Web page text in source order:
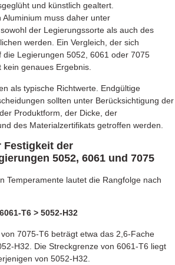
und künstlich gealtert.
Aluminium muss daher unter
der Legierungssorte als auch des
werden. Ein Vergleich, der sich
die Legierungen 5052, 6061 oder 7075
genaues Ergebnis.
als typische Richtwerte. Endgültige
sollten unter Berücksichtigung der
Produktform, der Dicke, der
des Materialzertifikats getroffen werden.
Festigkeit der
5052, 6061 und 7075
Temperamente lautet die Rangfolge nach
T6 > 5052-H32
7075-T6 beträgt etwa das 2,6-Fache
H32. Die Streckgrenze von 6061-T6 liegt
von 5052-H32.